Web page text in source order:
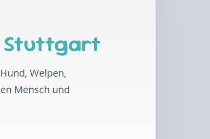
Stuttgart
Welpen,
Mensch und